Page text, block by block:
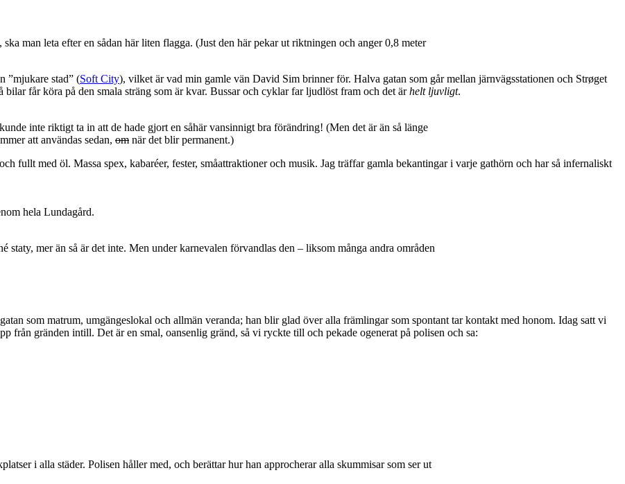
man leta efter en sådan här liten flagga. (Just den här pekar ut riktningen och anger 0,8 meter
”mjukare stad” (Soft City), vilket är vad min gamle vän David Sim brinner för. Halva gatan som går mellan järnvägsstationen och Strøget
får köra på den smala sträng som är kvar. Bussar och cyklar far ljudlöst fram och det ärhelt ljuvligt.
inte riktigt ta in att de hade gjort en såhär vansinnigt bra förändring! (Men det är än så länge
att användas sedan, om när det blir permanent.)
fullt med öl. Massa spex, kabaréer, fester, småattraktioner och musik. Jag träffar gamla bekantingar i varje gathörn och har så infernaliskt
hela Lundagård.
staty, mer än så är det inte. Men under karnevalen förvandlas den – liksom många andra områden
som matrum, umgängeslokal och allmän veranda; han blir glad över alla främlingar som spontant tar kontakt med honom. Idag satt vi
från gränden intill. Det är en smal, oansenlig gränd, så vi ryckte till och pekade ogenerat på polisen och sa:
i alla städer. Polisen håller med, och berättar hur han approcherar alla skummisar som ser ut